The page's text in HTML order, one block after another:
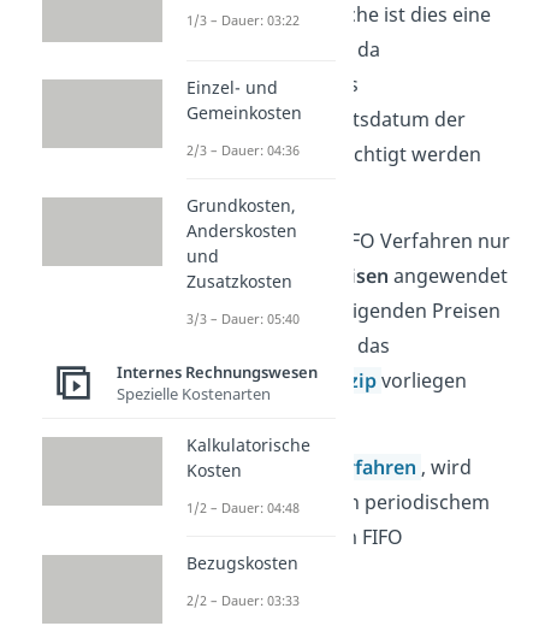
Lebensmittelbranche ist dies eine
gängige Methode, da
logischerweise das
Mindesthaltbarkeitsdatum der
Produkte berücksichtigt werden
Zudem darf das FIFO Verfahren nur
beisinkenden Preisen angewendet
werden, da bei steigenden Preisen
ein Verstoß gegen das
Niederstwertprinzipvorliegen
Wie beim
LIFO Verfahren , wird
auch hier zwischen periodischem
und permanentem FIFO
unterschieden.
1/3 – Dauer: 03:22
Einzel- und
Gemeinkosten
2/3 – Dauer: 04:36
Grundkosten,
Anderskosten
und
Zusatzkosten
3/3 – Dauer: 05:40
Internes Rechnungswesen
Spezielle Kostenarten
Kalkulatorische
Kosten
1/2 – Dauer: 04:48
Bezugskosten
2/2 – Dauer: 03:33